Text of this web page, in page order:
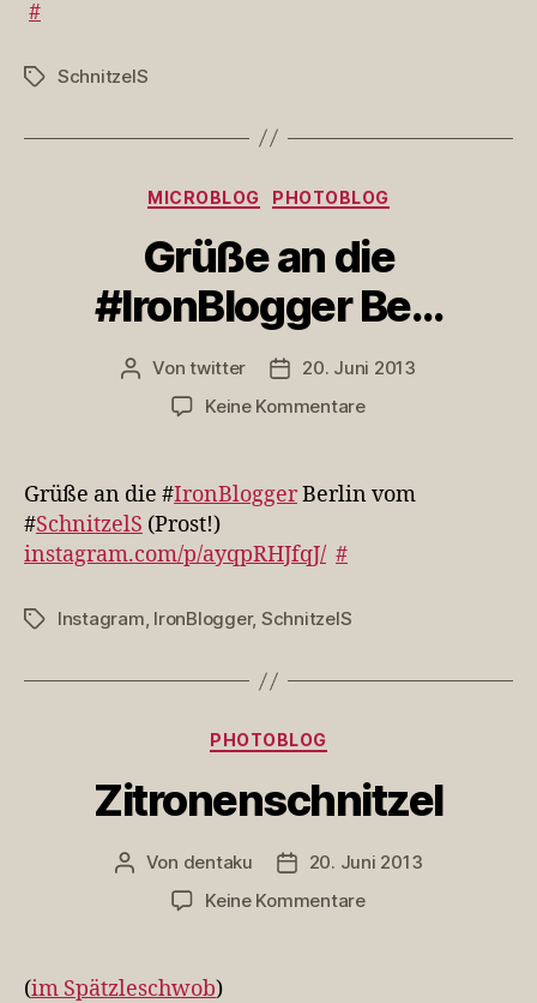
#
Schlagwörter
SchnitzelS
Kategorien
MICROBLOG PHOTOBLOG
Grüße an die
#IronBlogger Be…
Beitragsautor
Vontwitter Veröffentlichungsdatum
20. Juni 2013
Keine Kommentarezu
die
Grüße an die #IronBloggerBerlin vom
#SchnitzelS (Prost!)
instagram.com/p/ayqpRHJfqJ/ #
Schlagwörter
Instagram, IronBlogger, SchnitzelS
Kategorien
PHOTOBLOG
Zitronenschnitzel
Beitragsautor
Von dentaku Veröffentlichungsdatum
20. Juni 2013
Keine Kommentarezu
(im Spätzleschwob)